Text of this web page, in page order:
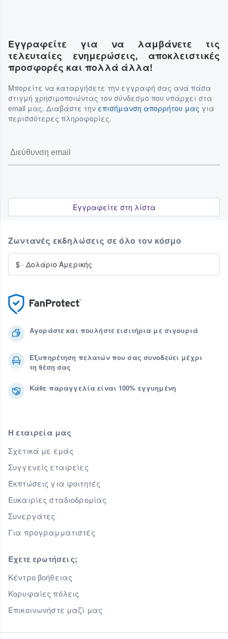
Εγγραφείτε για να λαμβάνετε τις
τελευταίες ενημερώσεις, αποκλειστικές
προσφορές και πολλά άλλα!
Μπορείτε να καταργήσετε την εγγραφή σας ανά πάσα
στιγμή χρησιμοποιώντας τον σύνδεσμο που υπάρχει στα
email μας. Διαβάστε την επισήμανση απορρήτου μας για
περισσότερες πληροφορίες.
Εγγραφείτε στη λίστα
Αγοράστε και πουλήστε εισιτήρια με σιγουριά
Εξυπηρέτηση πελατών που σας συνοδεύει μέχρι
τη θέση σας
Κάθε παραγγελία είναι 100% εγγυημένη
Η εταιρεία μας
Σχετικά με εμάς
Συγγενείς εταιρείες
Εκπτώσεις για φοιτητές
Ευκαιρίες σταδιοδρομίας
Συνεργάτες
Για προγραμματιστές
Έχετε ερωτήσεις;
Κέντρο βοήθειας
Κορυφαίες πόλεις
Επικοινωνήστε μαζί μας
Ζωντανές εκδηλώσεις σε όλο τον κόσμο
$ · Δολάριο Αμερικής